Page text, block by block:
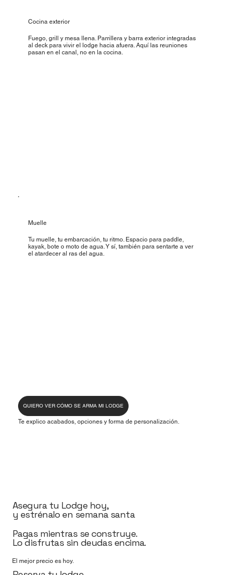
Cocina exterior
Fuego, grill y mesa llena. Parrillera y barra exterior integradas
al deck para vivir el lodge hacia afuera. Aquí las reuniones
pasan en el canal, no en la cocina.
Muelle
Tu muelle, tu embarcación, tu ritmo. Espacio para paddle,
kayak, bote o moto de agua. Y sí, también para sentarte a ver
el atardecer al ras del agua.
QUIERO VER CÓMO SE ARMA MI LODGE
Te explico acabados, opciones y forma de personalización.
Asegura tu Lodge hoy,
y estrénalo en semana santa
Pagas mientras se construye.
Lo disfrutas sin deudas encima.
El mejor precio es hoy.